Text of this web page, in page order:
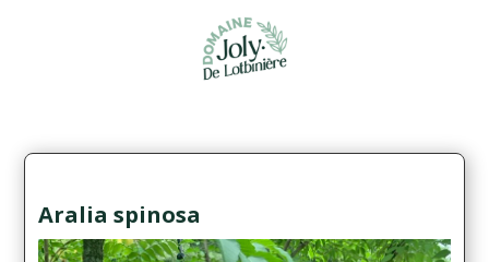
Aralia spinosa